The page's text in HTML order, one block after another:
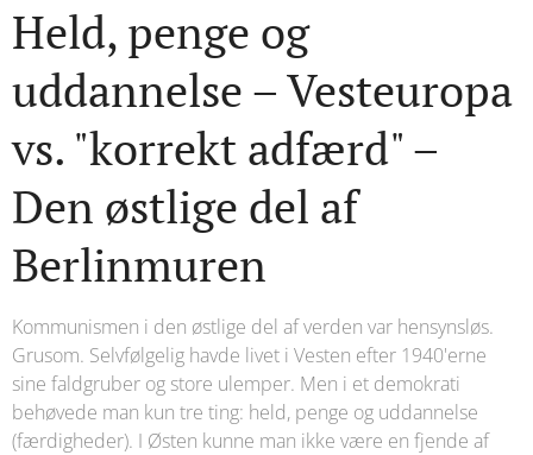
Held, penge og
uddannelse – Vesteuropa
vs. "korrekt adfærd" –
Den østlige del af
Berlinmuren
Kommunismen i den østlige del af verden var hensynsløs.
Grusom. Selvfølgelig havde livet i Vesten efter 1940'erne
sine faldgruber og store ulemper. Men i et demokrati
behøvede man kun tre ting: held, penge og uddannelse
(færdigheder). I Østen kunne man ikke være en fjende af